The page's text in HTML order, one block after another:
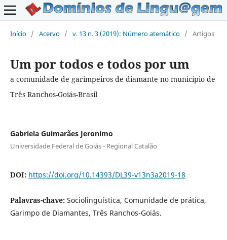
Início / Acervo / v. 13 n. 3 (2019): Número atemático / Artigos
Um por todos e todos por um
a comunidade de garimpeiros de diamante no município de
Três Ranchos-Goiás-Brasil
Gabriela Guimarães Jeronimo
Universidade Federal de Goiás - Regional Catalão
DOI: https://doi.org/10.14393/DL39-v13n3a2019-18
Palavras-chave: Sociolinguística, Comunidade de prática,
Garimpo de Diamantes, Três Ranchos-Goiás.